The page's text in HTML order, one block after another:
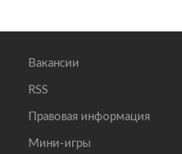
Вакансии
RSS
Правовая информация
Мини-игры